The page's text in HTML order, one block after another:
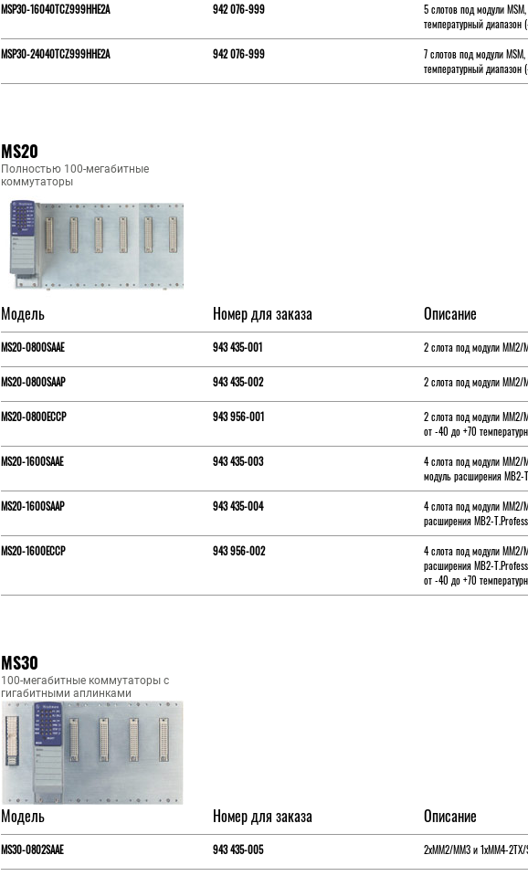
MSP30-16040TCZ999HHE2A 942 076-999
5 слотов под модули
температурный диапазон
MSP30-24040TCZ999HHE2A 942 076-999
7 слотов под модули
температурный диапазон
MS20
Полностью 100-мегабитные
коммутаторы
Модель Номер для заказа Описание
MS20-0800SAAE 943 435-001 2 слота под модули MM2/
MS20-0800SAAP 943 435-002 2 слота под модули
MS20-0800ECCP 943 956-001
2 слота под модули
от -40 до +70
MS20-1600SAAE 943 435-003
4 слота под модули MM2/
модуль расширения MB2-
MS20-1600SAAP 943 435-004
4 слота под модули MM2/
расширения MB2-
MS20-1600ECCP 943 956-002
4 слота под модули MM2/
расширения MB2-
от -40 до +70
MS30
100-мегабитные коммутаторы c
гигабитными аплинками
Модель Номер для заказа Описание
MS30-0802SAAE 943 435-005 2xMM2/MM3 и 1xMM4-